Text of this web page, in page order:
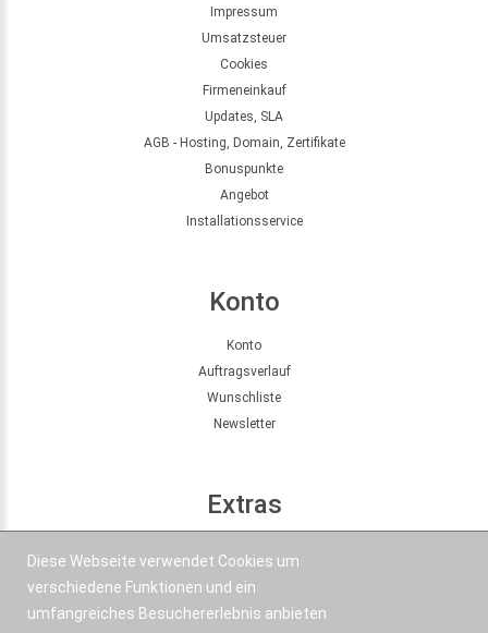
Impressum
Umsatzsteuer
Cookies
Firmeneinkauf
Updates, SLA
AGB - Hosting, Domain, Zertifikate
Bonuspunkte
Angebot
Installationsservice
Konto
Konto
Auftragsverlauf
Wunschliste
Newsletter
Extras
Diese Webseite verwendet Cookies um
verschiedene Funktionen und ein
umfangreiches Besuchererlebnis anbieten